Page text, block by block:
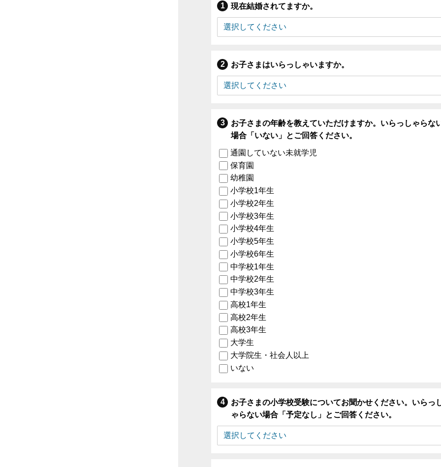
現在結婚されてますか。
お子さまはいらっしゃいますか。
お子さまの年齢を教えていただけますか。いらっしゃらな
場合「いない」とご回答ください。
通園していない未就学児
保育園
幼稚園
小学校1年生
小学校2年生
小学校3年生
小学校4年生
小学校5年生
小学校6年生
中学校1年生
中学校2年生
中学校3年生
高校1年生
高校2年生
高校3年生
大学生
大学院生・社会人以上
いない
お子さまの小学校受験についてお聞かせください。いらっ
ゃらない場合「予定なし」とご回答ください。